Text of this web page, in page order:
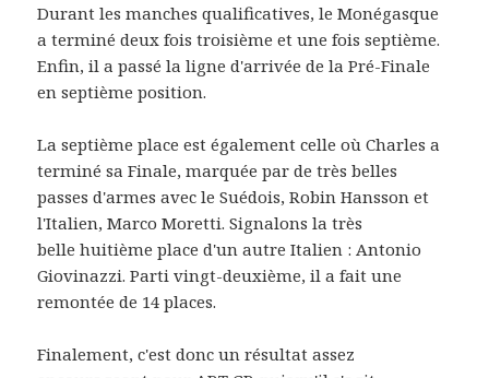
Durant les manches qualificatives, le Monégasque
a terminé deux fois troisième et une fois septième.
Enfin, il a passé la ligne d'arrivée de la Pré-Finale
en septième position.
La septième place est également celle où Charles a
terminé sa Finale, marquée par de très belles
passes d'armes avec le Suédois, Robin Hansson et
l'Italien, Marco Moretti. Signalons la très
belle huitième place d'un autre Italien : Antonio
Giovinazzi. Parti vingt-deuxième, il a fait une
remontée de 14 places.
Finalement, c'est donc un résultat assez